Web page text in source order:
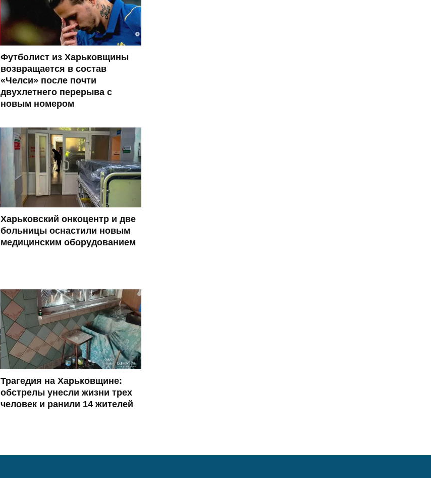
Футболист из Харьковщины
возвращается в состав
«Челси» после почти
двухлетнего перерыва с
новым номером
Харьковский онкоцентр и две
больницы оснастили новым
медицинским оборудованием
Трагедия на Харьковщине:
обстрелы унесли жизни трех
человек и ранили 14 жителей